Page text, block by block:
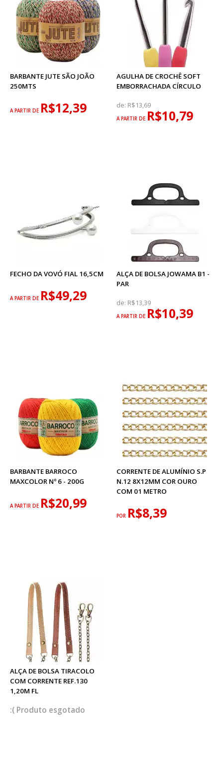
BARBANTE JUTE SÃO JOÃO
250MTS
A PARTIR DE R$12,39
AGULHA DE CROCHÊ SOFT
EMBORRACHADA CÍRCULO
de: R$13,69
A PARTIR DE R$10,79
FECHO DA VOVÓ FIAL 16,5CM
A PARTIR DE R$49,29
ALÇA DE BOLSA JOWAMA B1 -
PAR
de: R$13,39
A PARTIR DE R$10,39
BARBANTE BARROCO
MAXCOLOR Nº 6 - 200G
A PARTIR DE R$20,99
CORRENTE DE ALUMÍNIO S.P
N.12 8X12MM COR OURO
COM 01 METRO
POR R$8,39
ALÇA DE BOLSA TIRACOLO
COM CORRENTE REF.130
1,20M FL
esgotado